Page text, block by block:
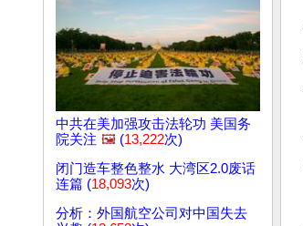
中共在美加强攻击法轮功 美国务
院关注 🖼️ (13,222次)
闭门造车整色整水 大湾区2.0废话
连篇 (18,093次)
分析：外国航空公司对中国失去